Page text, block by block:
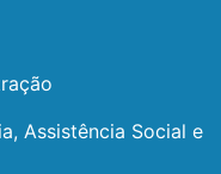
Assistência Social e